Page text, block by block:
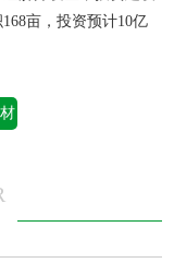
168亩，投资预计10亿